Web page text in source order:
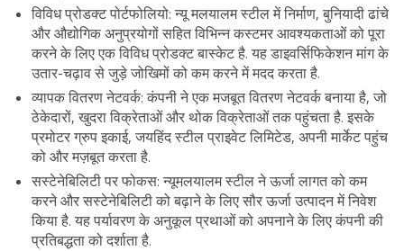
विविध प्रोडक्ट पोर्टफोलियो: न्यू मलयालम स्टील में निर्माण, बुनियादी ढांचे
और औद्योगिक अनुप्रयोगों सहित विभिन्न कस्टमर आवश्यकताओं को पूरा
करने के लिए एक विविध प्रोडक्ट बास्केट है. यह डाइवर्सिफिकेशन मांग के
उतार-चढ़ाव से जुड़े जोखिमों को कम करने में मदद करता है.
व्यापक वितरण नेटवर्क: कंपनी ने एक मजबूत वितरण नेटवर्क बनाया है, जो
ठेकेदारों, खुदरा विक्रेताओं और थोक विक्रेताओं तक पहुंचता है. इसके
प्रमोटर ग्रुप इकाई, जयहिंद स्टील प्राइवेट लिमिटेड, अपनी मार्केट पहुंच
को और मज़बूत करता है.
सस्टेनेबिलिटी पर फोकस: न्यूमलयालम स्टील ने ऊर्जा लागत को कम
करने और सस्टेनेबिलिटी को बढ़ाने के लिए सौर ऊर्जा उत्पादन में निवेश
किया है. यह पर्यावरण के अनुकूल प्रथाओं को अपनाने के लिए कंपनी की
प्रतिबद्धता को दर्शाता है.